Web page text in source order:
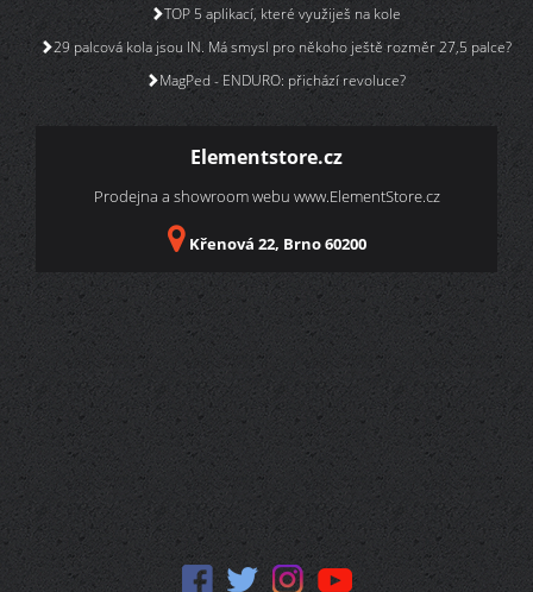
TOP 5 aplikací, které využiješ na kole
29 palcová kola jsou IN. Má smysl pro někoho ještě rozměr 27,5 palce?
MagPed - ENDURO: přichází revoluce?
Elementstore.cz
Prodejna a showroom webu www.ElementStore.cz
Křenová 22, Brno 60200